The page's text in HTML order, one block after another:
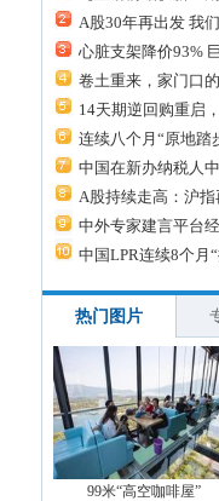
A股30年再出发 我
心脏支架降价93%
卷土重来，家门口
14天期逆回购重启
连续八个月“原地踏
中国在新办纳税人
A股持续走高：沪
中外专家建言平台
中国LPR连续8个月
热门图片
99米“高空咖啡屋”